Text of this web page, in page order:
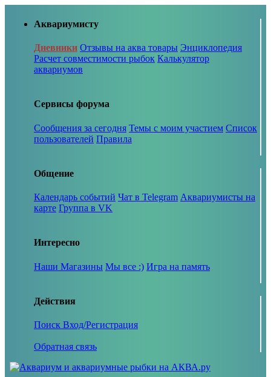
Аквариумисту
Дневники Отзывы на аква товары Энциклопедия
Расчет совместимости рыбок Калькулятор
аквариумов
Сервисы форума
Сообщения за сегодня Темы с моим участием Список
пользователей Правила
Общение
Календарь событий Чат в Telegram Аквариумисты на
карте Группа в VK
Интересно
Наши Магазины Мы все :) Игра на память
Действия
Поиск Вход/Регистрация
Обратная связь